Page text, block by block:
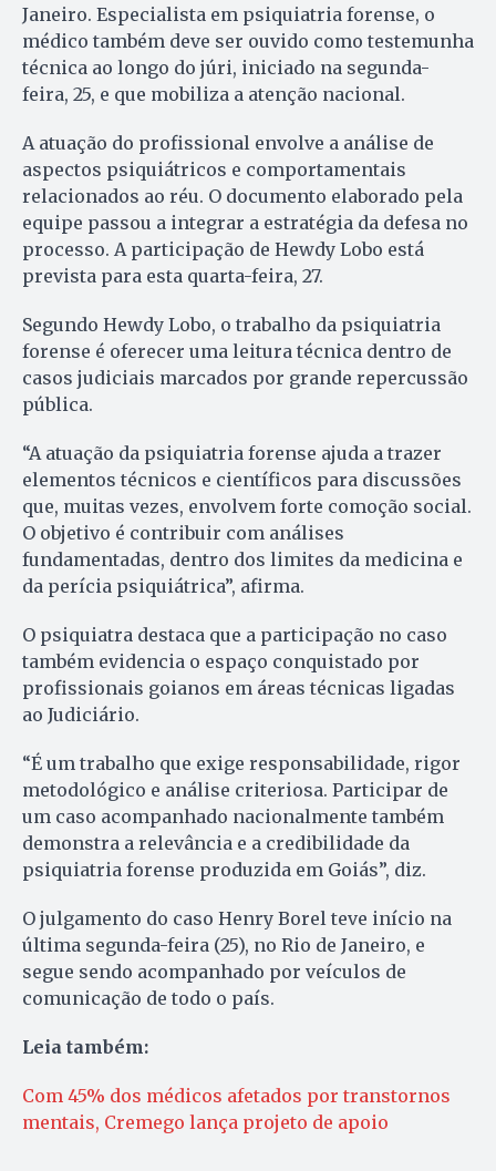
Janeiro. Especialista em psiquiatria forense, o
médico também deve ser ouvido como testemunha
técnica ao longo do júri, iniciado na segunda-
feira, 25, e que mobiliza a atenção nacional.
A atuação do profissional envolve a análise de
aspectos psiquiátricos e comportamentais
relacionados ao réu. O documento elaborado pela
equipe passou a integrar a estratégia da defesa no
processo. A participação de Hewdy Lobo está
prevista para esta quarta-feira, 27.
Segundo Hewdy Lobo, o trabalho da psiquiatria
forense é oferecer uma leitura técnica dentro de
casos judiciais marcados por grande repercussão
pública.
“A atuação da psiquiatria forense ajuda a trazer
elementos técnicos e científicos para discussões
que, muitas vezes, envolvem forte comoção social.
O objetivo é contribuir com análises
fundamentadas, dentro dos limites da medicina e
da perícia psiquiátrica”, afirma.
O psiquiatra destaca que a participação no caso
também evidencia o espaço conquistado por
profissionais goianos em áreas técnicas ligadas
ao Judiciário.
“É um trabalho que exige responsabilidade, rigor
metodológico e análise criteriosa. Participar de
um caso acompanhado nacionalmente também
demonstra a relevância e a credibilidade da
psiquiatria forense produzida em Goiás”, diz.
O julgamento do caso Henry Borel teve início na
última segunda-feira (25), no Rio de Janeiro, e
segue sendo acompanhado por veículos de
comunicação de todo o país.
Leia também:
Com 45% dos médicos afetados por transtornos
mentais, Cremego lança projeto de apoio